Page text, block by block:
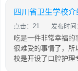
四川省卫生学校
点击：21 发布时间
吃是一件非常幸福
很难受的事情了，所
校是开设了口腔护理